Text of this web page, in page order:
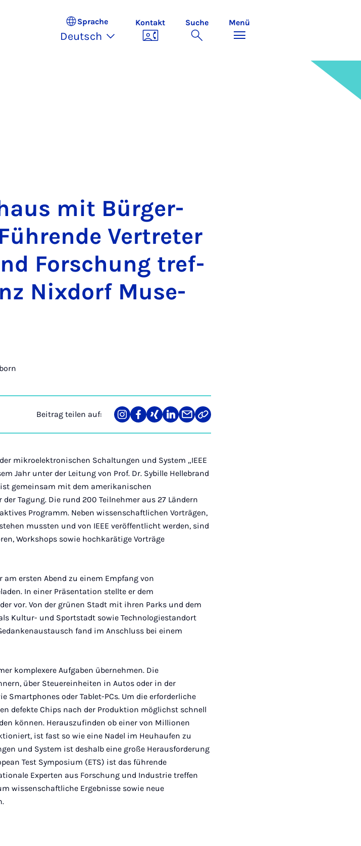
Sprache
Deutsch
Kontakt Suche Menü
mit Bür­ger­
Ver­tre­ter
For­schung tref­
Nix­dorf Mu­se­
Beitrag teilen auf:
Teilen
auf
Teilen
auf
Teilen
auf
Teilen
auf
Teilen
über
Mail
Link
kopieren
mikroelektronischen Schaltungen und System „IEEE
Jahr unter der Leitung von Prof. Dr. Sybille Hellebrand
gemeinsam mit dem amerikanischen
Tagung. Die rund 200 Teilnehmer aus 27 Ländern
Programm. Neben wissenschaftlichen Vorträgen,
mussten und von IEEE veröffentlicht werden, sind
Workshops sowie hochkarätige Vorträge
ersten Abend zu einem Empfang von
In einer Präsentation stellte er dem
vor. Von der grünen Stadt mit ihren Parks und dem
Kultur- und Sportstadt sowie Technologiestandort
fand im Anschluss bei einem
komplexere Aufgaben übernehmen. Die
über Steuereinheiten in Autos oder in der
oder Tablet-PCs. Um die erforderliche
defekte Chips nach der Produktion möglichst schnell
können. Herauszufinden ob einer von Millionen
ist fast so wie eine Nadel im Heuhaufen zu
und System ist deshalb eine große Herausforderung
Test Symposium (ETS) ist das führende
Experten aus Forschung und Industrie treffen
wissenschaftliche Ergebnisse sowie neue